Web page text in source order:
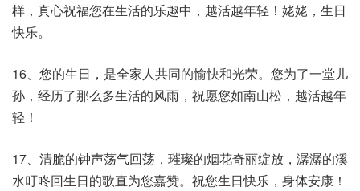
样，真心祝福您在生活的乐趣中，越活越年轻！姥姥，生日
快乐。
16、您的生日，是全家人共同的愉快和光荣。您为了一堂儿
孙，经历了那么多生活的风雨，祝愿您如南山松，越活越年
轻！
17、清脆的钟声荡气回荡，璀璨的烟花奇丽绽放，潺潺的溪
水叮咚回生日的歌直为您嘉赞。祝您生日快乐，身体安康！